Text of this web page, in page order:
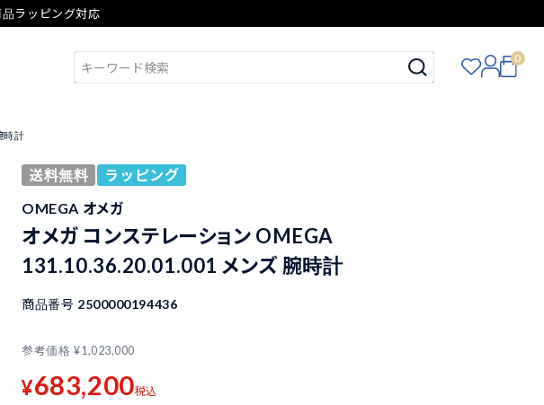
ラッピング対応
0
時計
送料無料
ラッピング
OMEGA オメガ
オメガ コンステレーション OMEGA
131.10.36.20.01.001 メンズ 腕時計
商品番号 2500000194436
参考価格 ¥1,023,000
¥683,200税込